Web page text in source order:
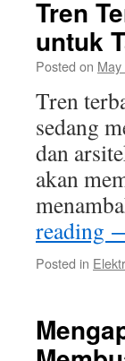
Tren
untuk
Posted on
Tren
sedang
dan
akan
reading
Posted in